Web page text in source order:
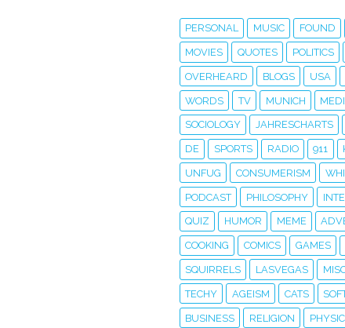
PERSONAL MUSIC FOUND
MOVIES QUOTES POLITICS
OVERHEARD BLOGS USA
WORDS TV MUNICH
SOCIOLOGY JAHRESCHARTS
DE SPORTS RADIO 911
UNFUG CONSUMERISM
PODCAST PHILOSOPHY
QUIZ HUMOR MEME
COOKING COMICS GAMES
SQUIRRELS LASVEGAS
TECHY AGEISM CATS
BUSINESS RELIGION